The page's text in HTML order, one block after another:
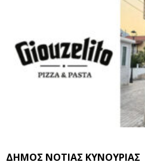
ΔΗΜΟΣ ΝΟΤΙΑΣ ΚΥΝΟΥΡΙΑΣ